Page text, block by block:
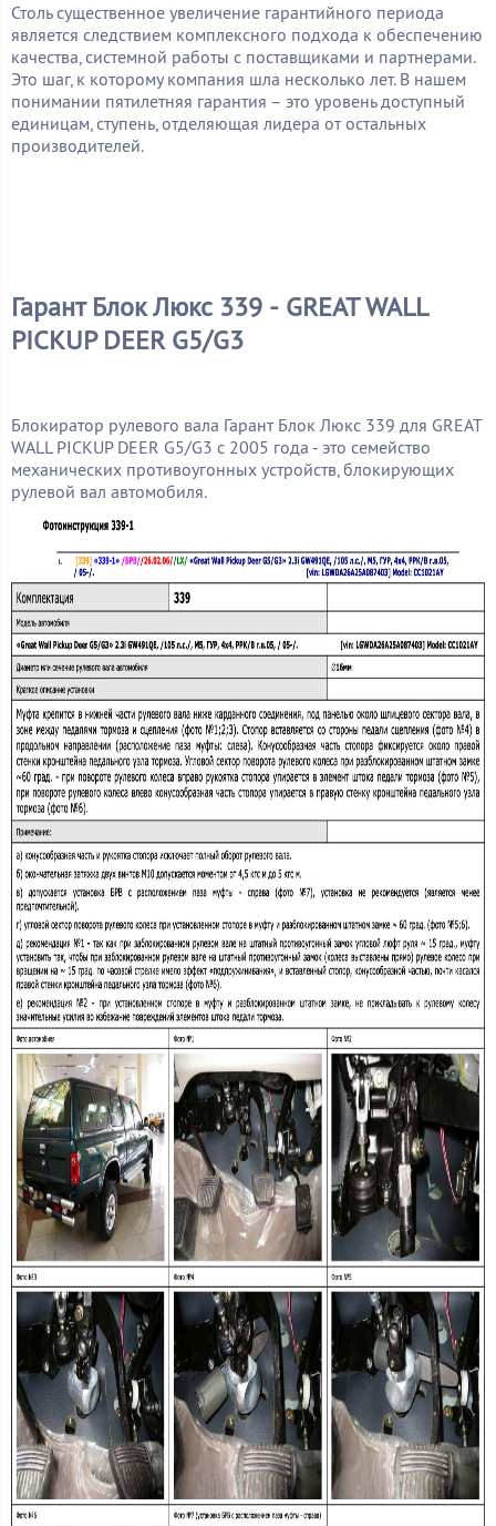
Столь существенное увеличение гарантийного периода
является следствием комплексного подхода к обеспечению
качества, системной работы с поставщиками и партнерами.
Это шаг, к которому компания шла несколько лет. В нашем
понимании пятилетняя гарантия – это уровень доступный
единицам, ступень, отделяющая лидера от остальных
производителей.
Гарант Блок Люкс 339 - GREAT WALL
PICKUP DEER G5/G3
Блокиратор рулевого вала Гарант Блок Люкс 339 для GREAT
WALL PICKUP DEER G5/G3 c 2005 года - это семейство
механических противоугонных устройств, блокирующих
рулевой вал автомобиля.